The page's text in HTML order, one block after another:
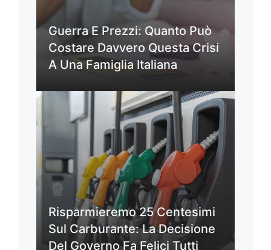
Guerra E Prezzi: Quanto Può
Costare Davvero Questa Crisi
A Una Famiglia Italiana
Risparmieremo 25 Centesimi
Sul Carburante: La Decisione
Del Governo Fa Felici Tutti